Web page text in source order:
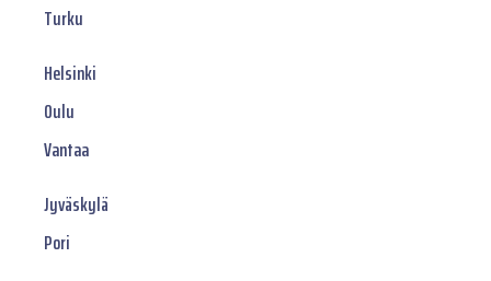
Turku
Helsinki
Oulu
Vantaa
Jyväskylä
Pori